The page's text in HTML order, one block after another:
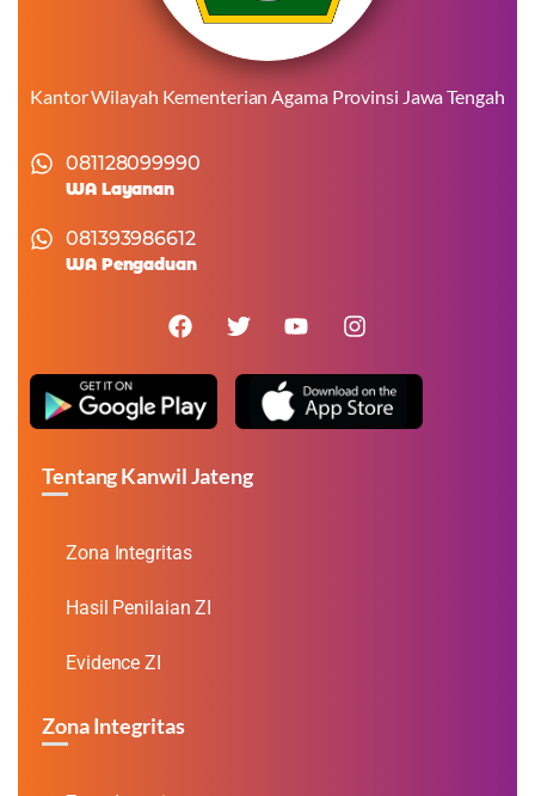
Kantor Wilayah Kementerian Agama Provinsi Jawa Tengah
081128099990
WA Layanan
081393986612
WA Pengaduan
Tentang Kanwil Jateng
Zona Integritas
Hasil Penilaian ZI
Evidence ZI
Zona Integritas